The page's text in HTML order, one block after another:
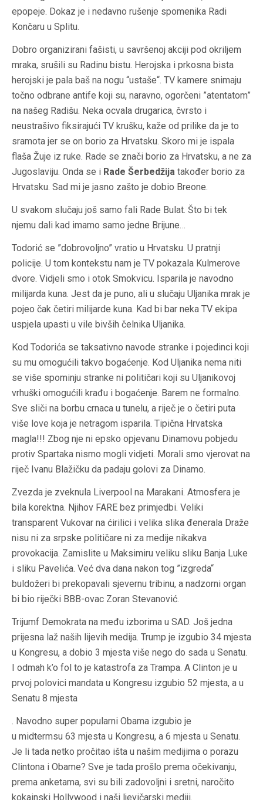
epopeje. Dokaz je i nedavno rušenje spomenika Radi
Končaru u Splitu.
Dobro organizirani fašisti, u savršenoj akciji pod okriljem
mraka, srušili su Radinu bistu. Herojska i prkosna bista
herojski je pala baš na nogu “ustaše“. TV kamere snimaju
točno odbrane antife koji su, naravno, ogorčeni ”atentatom”
na našeg Radišu. Neka ocvala drugarica, čvrsto i
neustrašivo fiksirajući TV krušku, kaže od prilike da je to
sramota jer se on borio za Hrvatsku. Skoro mi je ispala
flaša Žuje iz ruke. Rade se znači borio za Hrvatsku, a ne za
Jugoslaviju. Onda se i Rade Šerbedžija također borio za
Hrvatsku. Sad mi je jasno zašto je dobio Breone.
U svakom slučaju još samo fali Rade Bulat. Što bi tek
njemu dali kad imamo samo jedne Brijune…
Todorić se ”dobrovoljno” vratio u Hrvatsku. U pratnji
policije. U tom kontekstu nam je TV pokazala Kulmerove
dvore. Vidjeli smo i otok Smokvicu. Isparila je navodno
milijarda kuna. Jest da je puno, ali u slučaju Uljanika mrak je
pojeo čak četiri milijarde kuna. Kad bi bar neka TV ekipa
uspjela upasti u vile bivših čelnika Uljanika.
Kod Todorića se taksativno navode stranke i pojedinci koji
su mu omogućili takvo bogaćenje. Kod Uljanika nema niti
se više spominju stranke ni političari koji su Uljanikovoj
vrhuški omogućili krađu i bogaćenje. Barem ne formalno.
Sve sliči na borbu crnaca u tunelu, a riječ je o četiri puta
više love koja je netragom isparila. Tipična Hrvatska
magla!!! Zbog nje ni epsko opjevanu Dinamovu pobjedu
protiv Spartaka nismo mogli vidjeti. Morali smo vjerovat na
riječ Ivanu Blažičku da padaju golovi za Dinamo.
Zvezda je zveknula Liverpool na Marakani. Atmosfera je
bila korektna. Njihov FARE bez primjedbi. Veliki
transparent Vukovar na ćirilici i velika slika đenerala Draže
nisu ni za srpske političare ni za medije nikakva
provokacija. Zamislite u Maksimiru veliku sliku Banja Luke
i sliku Pavelića. Već dva dana nakon tog ”izgreda“
buldožeri bi prekopavali sjevernu tribinu, a nadzorni organ
bi bio riječki BBB-ovac Zoran Stevanović.
Trijumf Demokrata na među izborima u SAD. Još jedna
prijesna laž naših lijevih medija. Trump je izgubio 34 mjesta
u Kongresu, a dobio 3 mjesta više nego do sada u Senatu.
I odmah k’o fol to je katastrofa za Trampa. A Clinton je u
prvoj polovici mandata u Kongresu izgubio 52 mjesta, a u
Senatu 8 mjesta
. Navodno super popularni Obama izgubio je
u midtermsu 63 mjesta u Kongresu, a 6 mjesta u Senatu.
Je li tada netko pročitao išta u našim medijima o porazu
Clintona i Obame? Sve je tada prošlo prema očekivanju,
prema anketama, svi su bili zadovoljni i sretni, naročito
kokainski Hollywood i naši ljevičarski mediji.